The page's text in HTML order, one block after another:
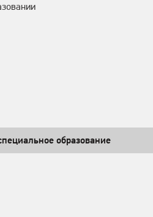
образование